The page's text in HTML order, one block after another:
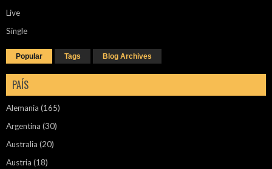
Live
Single
Popular Tags Blog Archives
PAÍS
Alemania (165)
Argentina (30)
Australia (20)
Austria (18)